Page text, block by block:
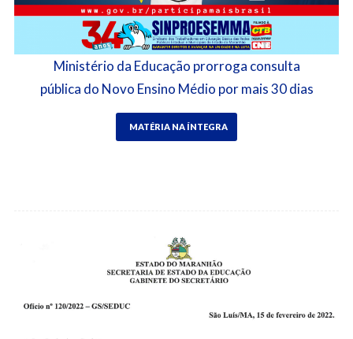
Ministério da Educação prorroga consulta
pública do Novo Ensino Médio por mais 30 dias
MATÉRIA NA ÍNTEGRA